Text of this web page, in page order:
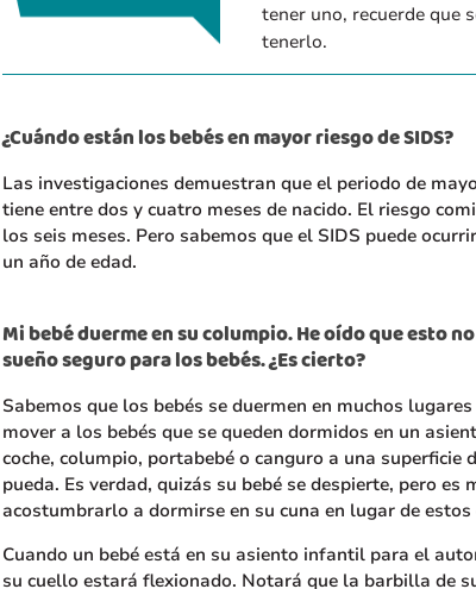
tener uno, recuerde que
tenerlo.
¿Cuándo están los bebés en mayor riesgo de SIDS?
Las investigaciones demuestran que el periodo de
tiene entre dos y cuatro meses de nacido. El riesgo
los seis meses. Pero sabemos que el SIDS puede
un año de edad.
Mi bebé duerme en su columpio. He oído que esto
sueño seguro para los bebés. ¿Es cierto?
Sabemos que los bebés se duermen en muchos
mover a los bebés que se queden dormidos en un
coche, columpio, portabebé o canguro a una superficie
pueda. Es verdad, quizás su bebé se despierte, pero
acostumbrarlo a dormirse en su cuna en lugar de
Cuando un bebé está en su asiento infantil para el
su cuello estará flexionado. Notará que la barbilla de